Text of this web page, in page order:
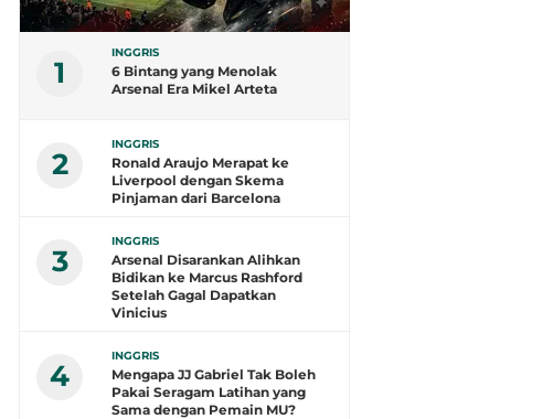
1
INGGRIS
6 Bintang yang Menolak
Arsenal Era Mikel Arteta
2
INGGRIS
Ronald Araujo Merapat ke
Liverpool dengan Skema
Pinjaman dari Barcelona
3
INGGRIS
Arsenal Disarankan Alihkan
Bidikan ke Marcus Rashford
Setelah Gagal Dapatkan
Vinicius
4
INGGRIS
Mengapa JJ Gabriel Tak Boleh
Pakai Seragam Latihan yang
Sama dengan Pemain MU?